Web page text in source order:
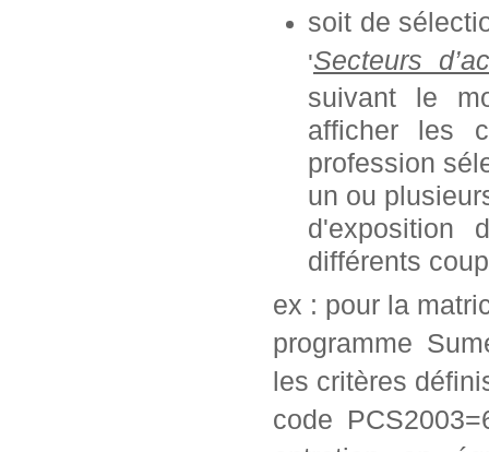
soit de
'Secteurs
suivant le
afficher les
profession
un ou
d'exposition
différents
ex : pour la
programme
les critères
code